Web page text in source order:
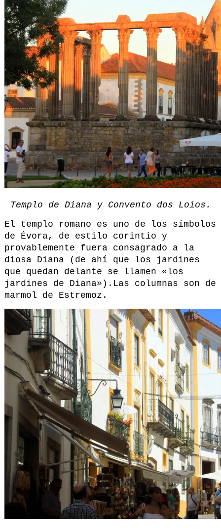
Templo de Diana y Convento dos Loios.
El templo romano es uno de los símbolos
de Évora, de estilo corintio y
provablemente fuera consagrado a la
diosa Diana (de ahí que los jardines
que quedan delante se llamen «los
jardines de Diana»).Las columnas son de
marmol de Estremoz.